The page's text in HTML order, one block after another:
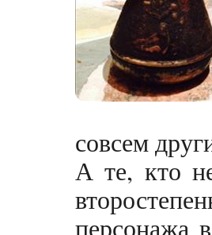
совсем
А те, кто
персонажа